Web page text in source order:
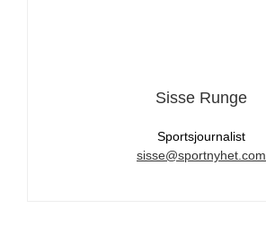
Sisse Runge
Sportsjournalist
sisse@sportnyhet.com